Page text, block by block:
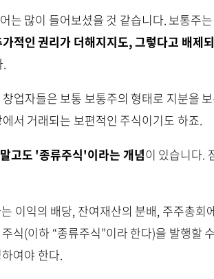
는 많이 들어보셨을 것 같습니다. 보통주
적인 권리가 더해지지도, 그렇다고 배제
.
업자들은 보통 보통주의 형태로 지분을
서 거래되는 보편적인 주식이기도 하죠.
고도 '종류주식'이라는 개념이 있습니다.
이익의 배당, 잔여재산의 분배, 주주총회
식(이하 “종류주식”이라 한다)을 발행할
여야 한다.